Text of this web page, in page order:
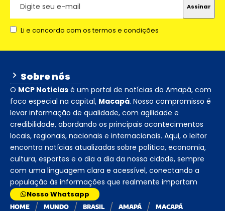
Li e concordo com os termos e condições
Sobre nós
O MCP Notícias é um portal de notícias do Amapá, com
foco especial na capital, Macapá. Nosso compromisso é
levar informação de qualidade, com agilidade e
credibilidade, abordando os principais acontecimentos
locais, regionais, nacionais e internacionais. Aqui, o leitor
encontra notícias atualizadas sobre política, economia,
cultura, esportes e o dia a dia da nossa cidade, sempre
com uma linguagem clara e acessível, conectando a
população às informações que realmente importam
Nosso Whatsapp
HOME MUNDO BRASIL AMAPÁ MACAPÁ